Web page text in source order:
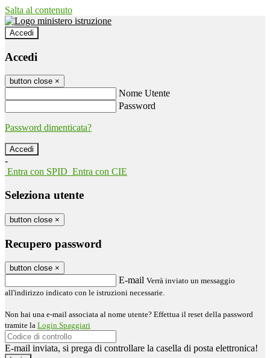
Salta al contenuto
Accedi
Accedi
button close ×
Nome Utente
Password
Password dimenticata?
-
Entra con SPID Entra con CIE
Seleziona utente
button close ×
Recupero password
button close ×
E-mail Verrà inviato un messaggio
all'indirizzo indicato con le istruzioni necessarie.
Non hai una e-mail associata al nome utente? Effettua il reset della password
tramite la Login Spaggiari
E-mail inviata, si prega di controllare la casella di posta elettronica!